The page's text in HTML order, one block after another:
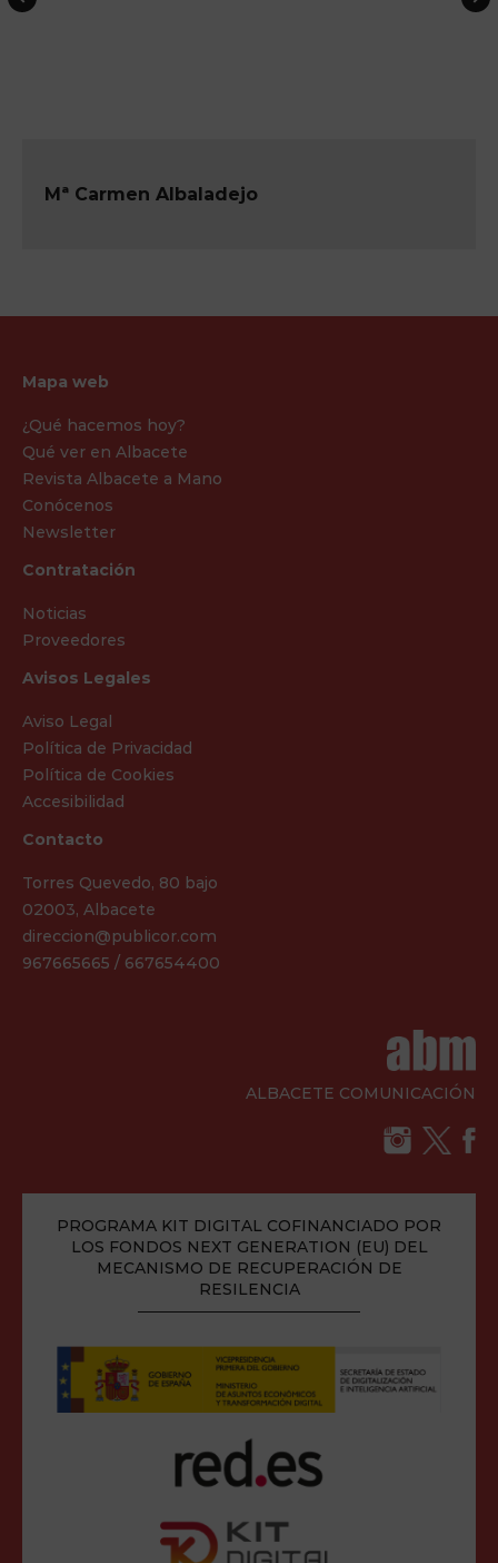
Mª Carmen Albaladejo
Mapa web
¿Qué hacemos hoy?
Qué ver en Albacete
Revista Albacete a Mano
Conócenos
Newsletter
Contratación
Noticias
Proveedores
Avisos Legales
Aviso Legal
Política de Privacidad
Política de Cookies
Accesibilidad
Contacto
Torres Quevedo, 80 bajo
02003, Albacete
direccion@publicor.com
967665665 / 667654400
ALBACETE COMUNICACIÓN
PROGRAMA KIT DIGITAL COFINANCIADO POR
LOS FONDOS NEXT GENERATION (EU) DEL
MECANISMO DE RECUPERACIÓN DE
RESILENCIA